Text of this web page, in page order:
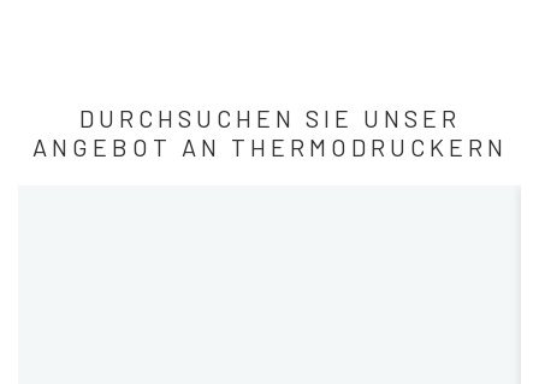
DURCHSUCHEN SIE UNSER
ANGEBOT AN THERMODRUCKERN